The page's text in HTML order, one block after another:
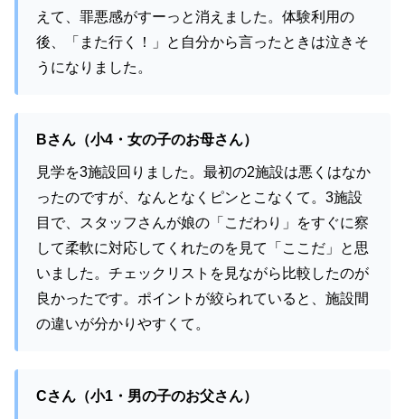
えて、罪悪感がすーっと消えました。体験利用の
後、「また行く！」と自分から言ったときは泣きそ
うになりました。
Bさん（小4・女の子のお母さん）
見学を3施設回りました。最初の2施設は悪くはなか
ったのですが、なんとなくピンとこなくて。3施設
目で、スタッフさんが娘の「こだわり」をすぐに察
して柔軟に対応してくれたのを見て「ここだ」と思
いました。チェックリストを見ながら比較したのが
良かったです。ポイントが絞られていると、施設間
の違いが分かりやすくて。
Cさん（小1・男の子のお父さん）